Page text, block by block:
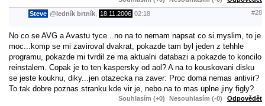
Steve @ledník brtník 18.11.2006 02:18 #28
No co se AVG a Avastu tyce...no na to nemam napsat co si myslim, to je
moc...komp se mi zaviroval dvakrat, pokazde tam byl jeden z tehhle
programu, pokazde mi tvrdil ze ma aktualni databazi a pokazde to koncilo
reinstalem. Copak je to ten kaspersky od aol? A na to kouskovani disku
se jeste kouknu, diky...jen otazecka na zaver: Proc doma nemas antivir?
To tak dobre poznas stranku kde vir je, nebo na to mas uplne jiny figly?
Souhlasím (+0) Nesouhlasím (-0) Odpovědět